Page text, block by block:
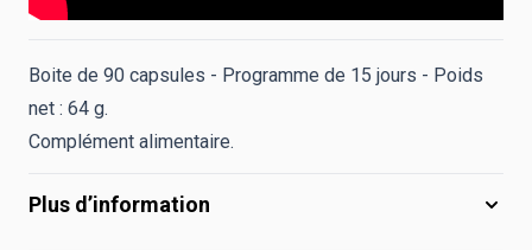
Boite de 90 capsules - Programme de 15 jours - Poids
net : 64 g.
Complément alimentaire.
Plus d’information